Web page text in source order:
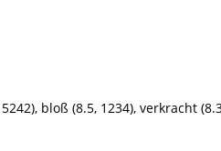
bloß (8.5, 1234), verkracht